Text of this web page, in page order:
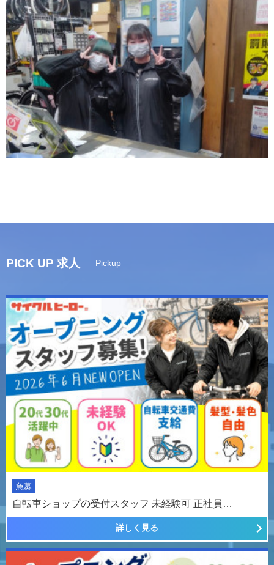
PICK UP 求人 Pickup
急募
自転車ショップの受付スタッフ 未経験可 正社員…
詳しく見る